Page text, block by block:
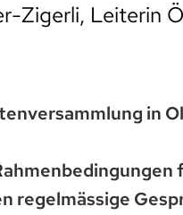
Zigerli, Leiterin
in
regelmässige